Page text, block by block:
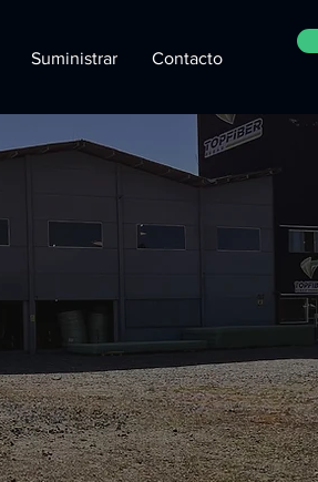
Suministrar Contacto